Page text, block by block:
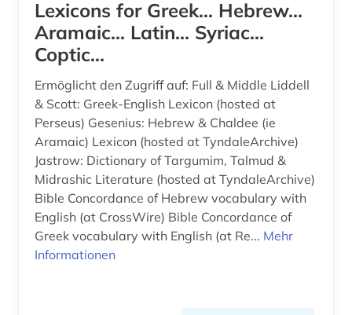
berufsschule (1)
berühmte persönlichkeit (1)
bestandsverzeichnis (1)
betriebswirtschaftslehre (1)
bezeichnung (1)
bibel (73)
bibel kunst koran (1)
Lexicons for Greek... Hebrew...
Aramaic... Latin... Syriac...
Coptic...
Ermöglicht den Zugriff auf: Full & Middle Liddell
& Scott: Greek-English Lexicon (hosted at
Perseus) Gesenius: Hebrew & Chaldee (ie
Aramaic) Lexicon (hosted at TyndaleArchive)
Jastrow: Dictionary of Targumim, Talmud &
Midrashic Literature (hosted at TyndaleArchive)
Bible Concordance of Hebrew vocabulary with
English (at CrossWire) Bible Concordance of
Greek vocabulary with English (at Re... Mehr
Informationen